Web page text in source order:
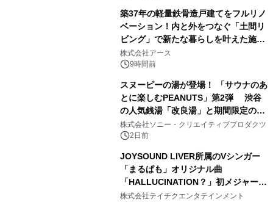
築37年の軽量鉄骨造戸建てをフルリノ
ベーション！内と外をつなぐ「土間リ
ビング」で新たな暮らしを叶えた施工
事例を株式会社アースが公開
株式会社アース
9時間前
スヌーピーの湯が登場！ 「サウナのあ
とに楽しむPEANUTS」第2弾 渋谷
の人気銭湯「改良湯」と期間限定のコ
ラボレーション サウナイキタイコラ
ボグッズも発売決定！
株式会社ソニー・クリエイティブプロダクツ
2日前
JOYSOUND LIVER所属のVシンガー
「まるぱも」オリジナル曲
「HALLUCINATION？」初メジャー配
信リリース決定！
株式会社テイチクエンタテインメント